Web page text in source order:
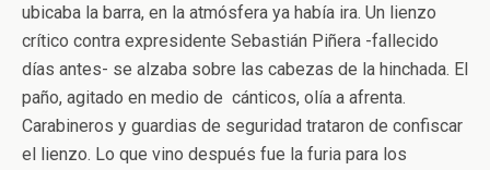
ubicaba la barra, en la atmósfera ya había ira. Un lienzo
crítico contra expresidente Sebastián Piñera -fallecido
días antes- se alzaba sobre las cabezas de la hinchada. El
paño, agitado en medio de cánticos, olía a afrenta.
Carabineros y guardias de seguridad trataron de confiscar
el lienzo. Lo que vino después fue la furia para los